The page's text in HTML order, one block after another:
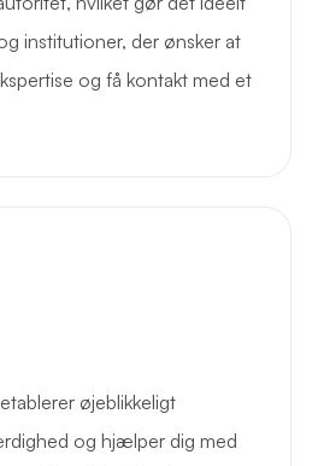
institutioner, der ønsker at
og få kontakt med et
øjeblikkeligt
og hjælper dig med